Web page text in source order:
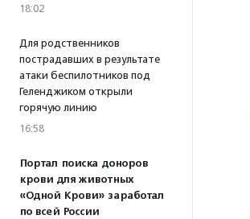
18:02
Для родственников
пострадавших в результате
атаки беспилотников под
Геленджиком открыли
горячую линию
16:58
Портал поиска доноров
крови для животных
«Одной Крови» заработал
по всей России